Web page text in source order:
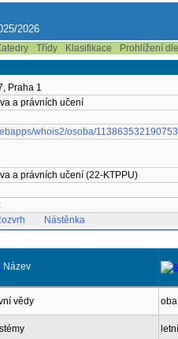
2026
Třídy Klasifikace Prohlížení
Praha 1
a právních učení
whois2/osoba/
a právních učení (22-KTPPU)
Nástěnka
Název
vědy oba
letní